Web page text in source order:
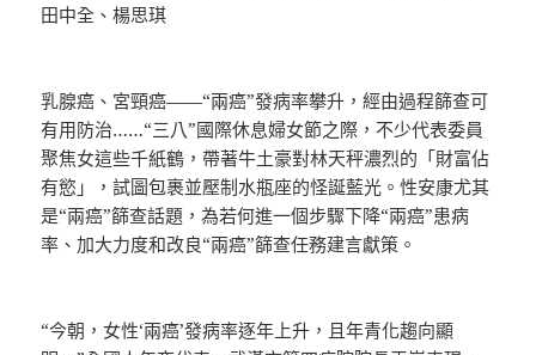
田中全、楊思琪
乳腺癌、宮頸癌——“兩癌”發病率攀升，經由過程篩查可
有用防治……“三八”國際休息婦女節之際，不少代表委員
聚焦女這些千紙鶴，帶著牛土豪對林天秤濃烈的「財富佔
有慾」，試圖包裹並壓制水瓶座的怪誕藍光。性安康尤其
是“兩癌”篩查話題，為若何進一個步驟下降“兩癌”患病
率、加大力度和改良“兩癌”篩查任務建言獻策。
“今朝，女性‘兩癌’發病率逐年上升，且年青化趨向顯